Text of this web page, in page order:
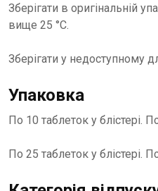
Зберігати в оригінальній
вище 25 °С.
Зберігати у недоступному
Упаковка
По 10 таблеток у блістері.
По 25 таблеток у блістері.